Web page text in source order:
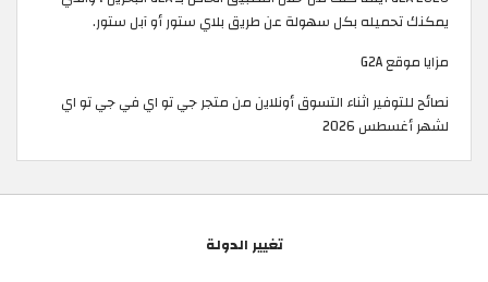
يمكنك تحميله بكل سهولة عن طريق بلاي ستور أو آبل ستور.
مزايا موقع G2A
نصائح للتوفير اثناء التسوق أونلاين من متجر جي تو اي في جي تو اي
لشهر أغسطس 2026
تغيير الدولة